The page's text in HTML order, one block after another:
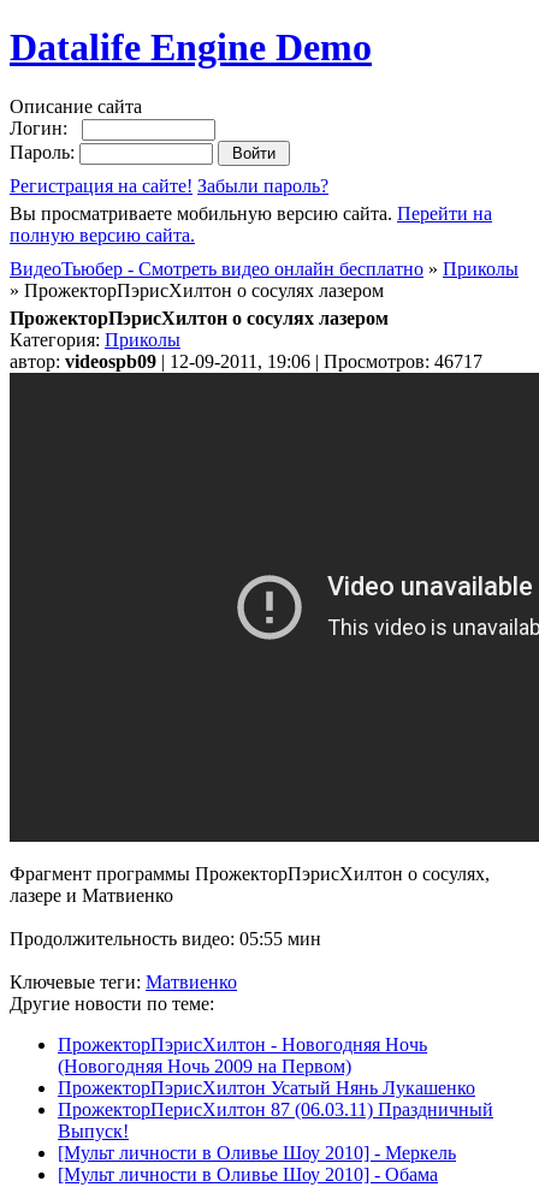
Datalife Engine Demo
Описание сайта
Логин:
Пароль:
Регистрация на сайте! Забыли пароль?
Вы просматриваете мобильную версию сайта. Перейти на
полную версию сайта.
ВидеоТьюбер - Смотреть видео онлайн бесплатно » Приколы
» ПрожекторПэрисХилтон о сосулях лазером
ПрожекторПэрисХилтон о сосулях лазером
Категория: Приколы
автор: videospb09 | 12-09-2011, 19:06 | Просмотров: 46717
Фрагмент программы ПрожекторПэрисХилтон о сосулях,
лазере и Матвиенко
Продолжительность видео: 05:55 мин
Ключевые теги: Матвиенко
Другие новости по теме:
ПрожекторПэрисХилтон - Новогодняя Ночь
(Новогодняя Ночь 2009 на Первом)
ПрожекторПэрисХилтон Усатый Нянь Лукашенко
ПрожекторПерисХилтон 87 (06.03.11) Праздничный
Выпуск!
[Мульт личности в Оливье Шоу 2010] - Меркель
[Мульт личности в Оливье Шоу 2010] - Обама